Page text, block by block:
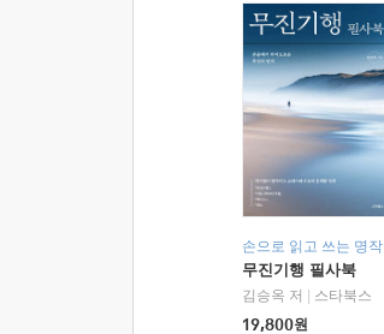
손으로 읽고 쓰는 명작
무진기행 필사북
김승옥 저
스타북스
19,800원